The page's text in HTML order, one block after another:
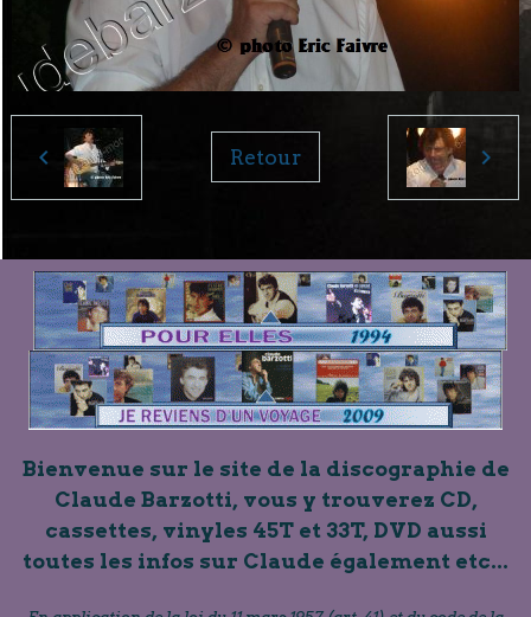
Retour
Bienvenue sur le site de la discographie de
Claude Barzotti, vous y trouverez CD,
cassettes, vinyles 45T et 33T, DVD aussi
toutes les infos sur Claude également etc...